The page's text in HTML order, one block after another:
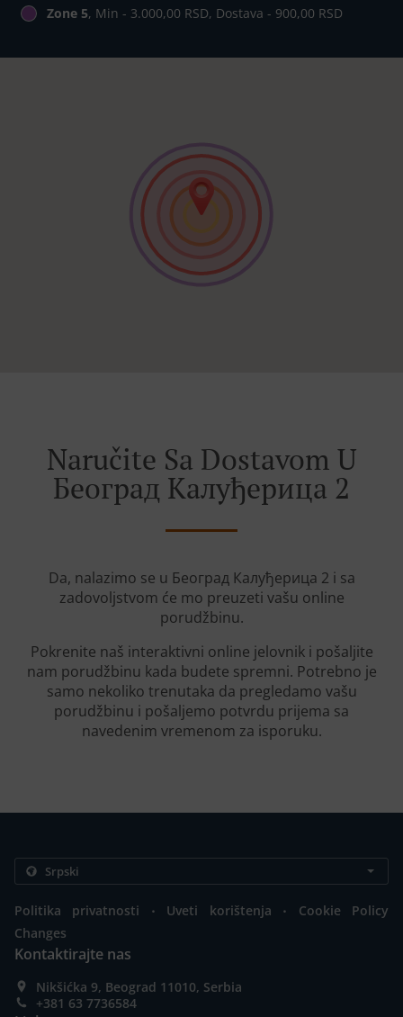
Zone 5, Min - 3.000,00 RSD, Dostava - 900,00 RSD
Naručite Sa Dostavom U
Београд Калуђерица 2
Da, nalazimo se u Београд Калуђерица 2 i sa
zadovoljstvom će mo preuzeti vašu online
porudžbinu.
Pokrenite naš interaktivni online jelovnik i pošaljite
nam porudžbinu kada budete spremni. Potrebno je
samo nekoliko trenutaka da pregledamo vašu
porudžbinu i pošaljemo potvrdu prijema sa
navedenim vremenom za isporuku.
Politika privatnosti . Uveti korištenja .
Cookie Policy
Changes
Kontaktirajte nas
Nikšićka 9, Beograd 11010, Serbia
+381 63 7736584